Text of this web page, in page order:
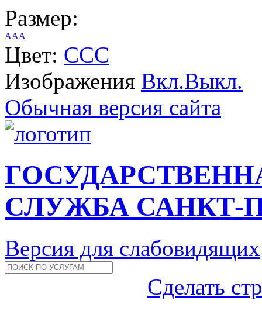
Размер:
AAA
Цвет: CCC
Изображения Вкл.Выкл.
Обычная версия сайта
СЛУЖБА САНКТ-
Версия для слабовидящих
Сделать